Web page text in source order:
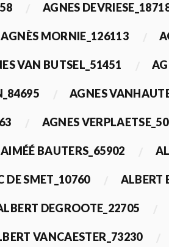
AGNES
AGNÈS MORNIE_126113
VAN BUTSEL_51451
AGNES
AGNES
AIMÉÉ BAUTERS_65902
DE SMET_10760 ALBERT
DEGROOTE_22705
VANCAESTER_73230